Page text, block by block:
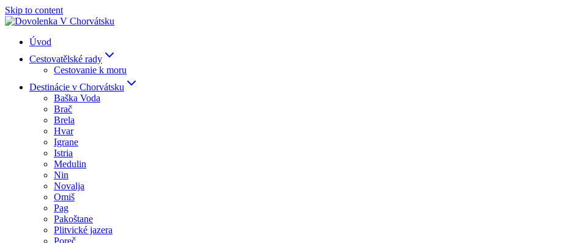
Skip to content
Úvod
Cestovatělské rady
Cestovanie k moru
Destinácie v Chorvátsku
Baška Voda
Brač
Brela
Hvar
Igrane
Istria
Medulin
Nin
Novalja
Omiš
Pag
Pakoštane
Plitvické jazera
Poreč